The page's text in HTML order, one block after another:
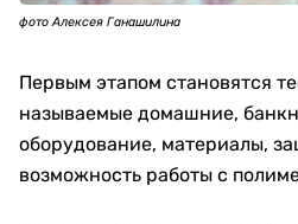
фото Алексея Ганашилина
Первым этапом становятся
называемые домашние,
оборудование, материалы,
возможность работы с